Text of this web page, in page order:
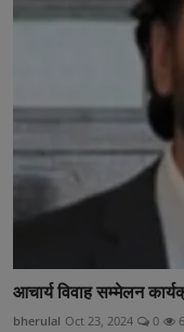
आचार्य विवाह सम्मेलन
bherulal Oct 23, 2024 0